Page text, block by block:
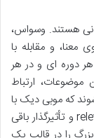
هستند. وسواس،
و مقابله با
دوره ای و در هر
موضوعات، ارتباط
که موبی دیک با
گذشت زمان، همچنان برای خوانندگان امروزی relevant و تأثیرگذار باقی